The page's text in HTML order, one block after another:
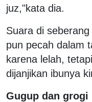
juz,"kata dia.
Suara di
pun pecah dalam
karena lelah,
dijanjikan ibunya
Gugup dan grogi